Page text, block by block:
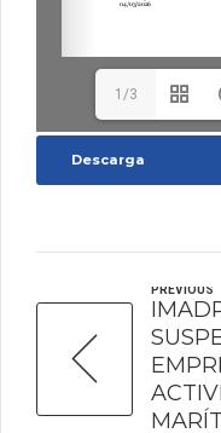
1/3
Descarga
PREVIOUS